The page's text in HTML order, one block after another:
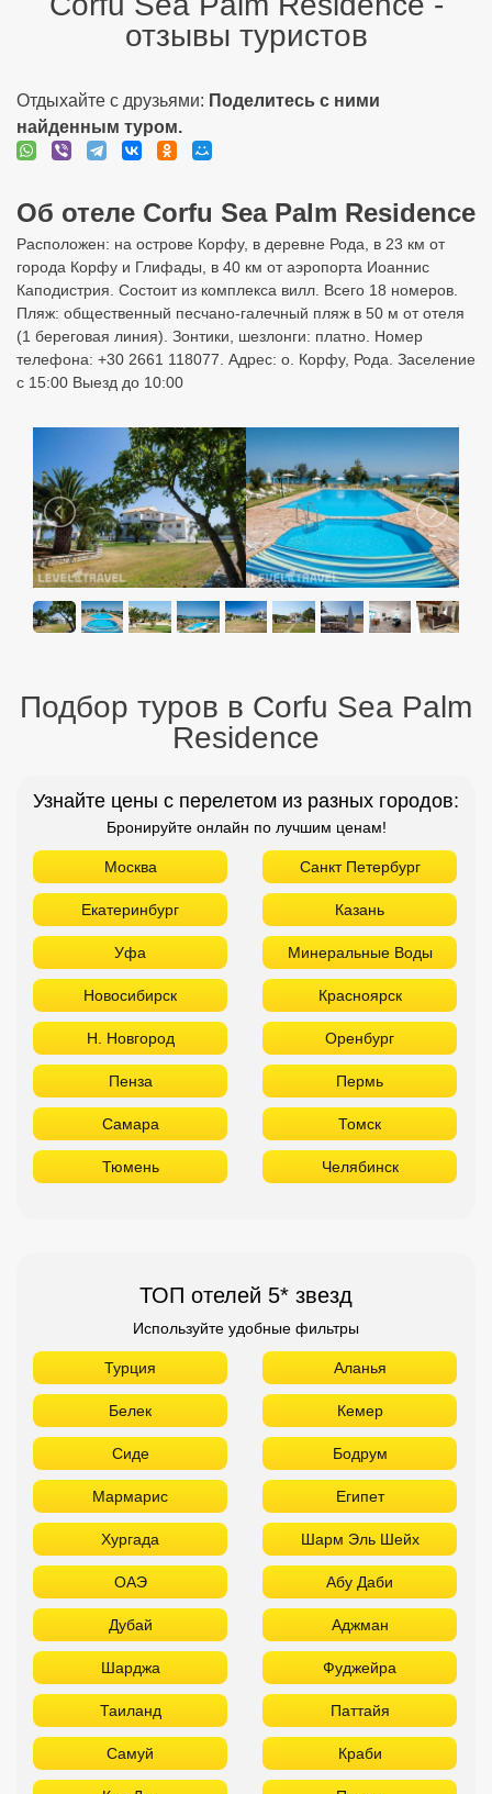
Расположен: на острове Корфу, в деревне Рода, в 23 км от
города Корфу и Глифады, в 40 км от аэропорта Иоаннис
Пляж: общественный песчано-галечный пляж в 50 м от отеля
(1 береговая линия). Зонтики, шезлонги: платно. Номер
телефона: +30 2661 118077. Адрес: о. Корфу, Рода. Заселение
Подбор туров в Corfu Sea Palm
Residence
Узнайте цены с перелетом из разных городов:
Бронируйте онлайн по лучшим ценам!
Екатеринбург Казань
Минеральные Воды
Н. Новгород Оренбург
Пенза Пермь
Самара Томск
Тюмень Челябинск
ТОП отелей 5* звезд
Используйте удобные фильтры
Турция Аланья
Хургада Шарм Эль Шейх
ОАЭ Абу Даби
Дубай Аджман
Шарджа Фуджейра
Таиланд Паттайя
Самуй Краби
Као Лак Пхукет
Вьетнам Нячанг
Фантьет Фукуок
Шри Ланка Куба
Мальдивы Бали